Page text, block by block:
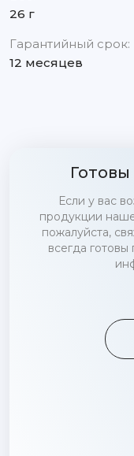
26 г
Гарантийный срок:
12 месяцев
Если у вас
продукции
пожалуйста,
всегда